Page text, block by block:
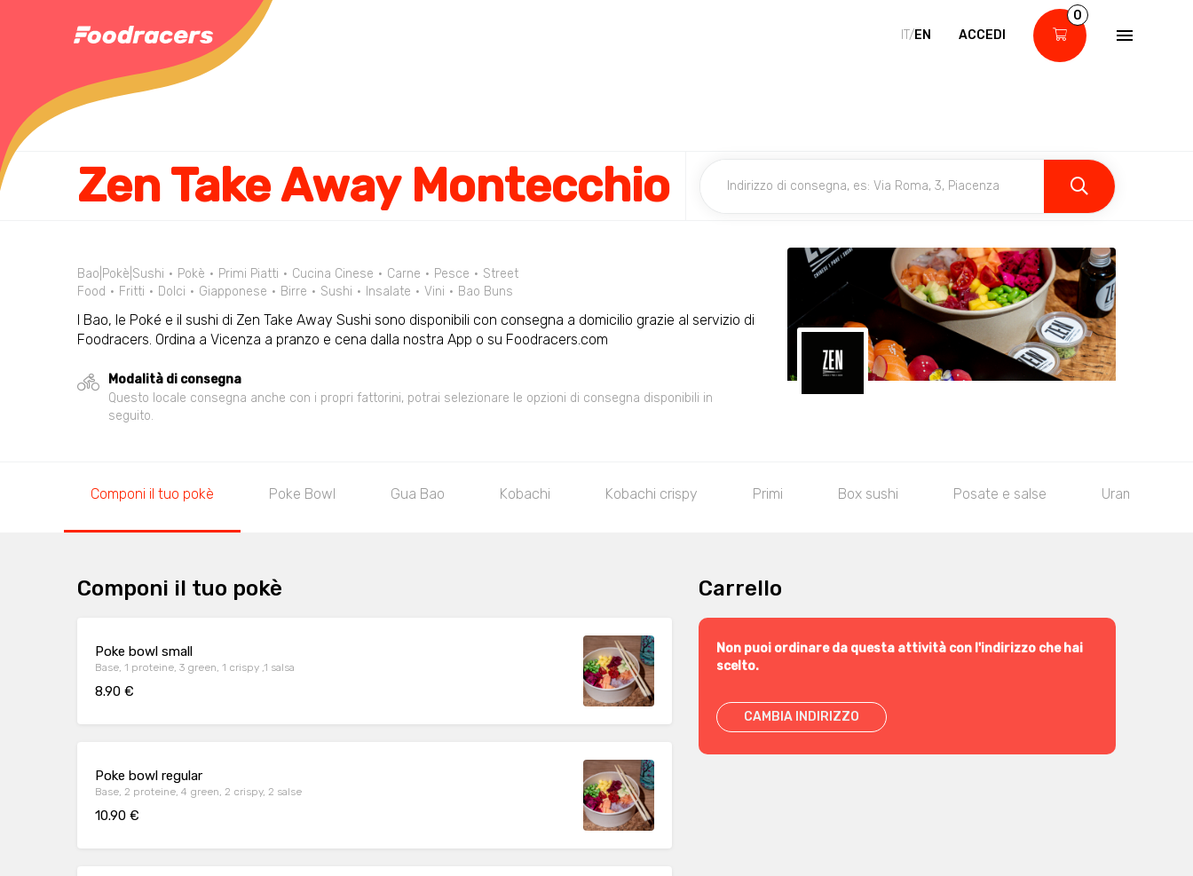
IT/EN ACCEDI
0
Zen Take Away Montecchio
Bao|Pokè|Sushi Pokè Primi Piatti Cucina Cinese Carne Pesce
Street
Food
Fritti Dolci Giapponese Birre Sushi Insalate Vini Bao Buns
I Bao, le Poké e il sushi di Zen Take Away Sushi sono disponibili con consegna a domicilio grazie al servizio di
Foodracers. Ordina a Vicenza a pranzo e cena dalla nostra App o su Foodracers.com
Modalità di consegna
Questo locale consegna anche con i propri fattorini, potrai selezionare le opzioni di consegna disponibili in
seguito.
Componi il tuo pokè Poke Bowl Gua Bao Kobachi Kobachi crispy Primi Box sushi Posate e salse Uramaki
Componi il tuo pokè
Poke bowl small
Base, 1 proteine, 3 green, 1 crispy ,1 salsa
8.90 €
Poke bowl regular
Base, 2 proteine, 4 green, 2 crispy, 2 salse
10.90 €
Carrello
Non puoi ordinare da questa attività con l'indirizzo che hai
scelto.
CAMBIA INDIRIZZO